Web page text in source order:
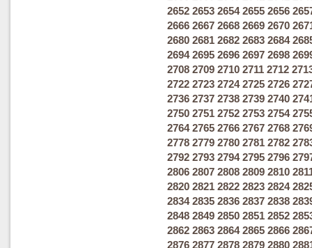
2652 2653 2654 2655 2656
2666 2667 2668 2669 2670
2680 2681 2682 2683 2684
2694 2695 2696 2697 2698
2708 2709 2710 2711 2712
2722 2723 2724 2725 2726
2736 2737 2738 2739 2740
2750 2751 2752 2753 2754
2764 2765 2766 2767 2768
2778 2779 2780 2781 2782
2792 2793 2794 2795 2796
2806 2807 2808 2809 2810
2820 2821 2822 2823 2824
2834 2835 2836 2837 2838
2848 2849 2850 2851 2852
2862 2863 2864 2865 2866
2876 2877 2878 2879 2880